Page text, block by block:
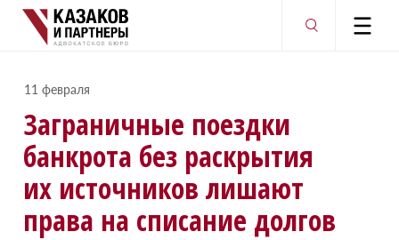
11 февраля
Заграничные поездки
банкрота без раскрытия
их источников лишают
права на списание долгов